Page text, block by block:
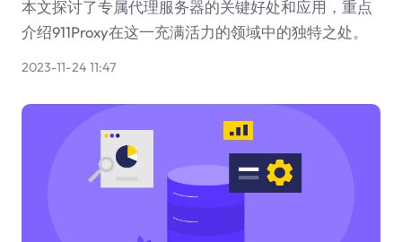
本文探讨了专属代理服务器的关键好处和应用，重点
介绍911Proxy在这一充满活力的领域中的独特之处。
2023-11-24 11:47